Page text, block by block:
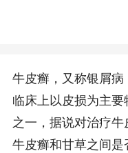
牛皮癣，又称银屑病
临床上以皮损为主
之一，据说对治疗牛
牛皮癣和甘草之间